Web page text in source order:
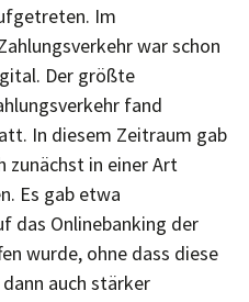
Im
war schon
Der größte
fand
In diesem Zeitraum gab
zunächst in einer Art
Es gab etwa
das Onlinebanking der
wurde, ohne dass diese
auch stärker